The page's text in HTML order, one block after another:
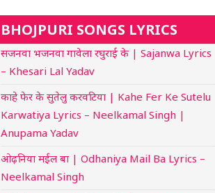
BHOJPURI SONGS LYRICS
सजनवा भजनवा गावेला रघुराई के | Sajanwa Lyrics
– Khesari Lal Yadav
काहे फेर के सुतेलु करवटिया | Kahe Fer Ke Sutelu
Karwatiya Lyrics – Neelkamal Singh |
Anupama Yadav
ओढ़निया मईल बा | Odhaniya Mail Ba Lyrics –
Neelkamal Singh